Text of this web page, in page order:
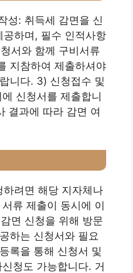
성: 취득세 감면을 신
하며, 필수 인적사항
서와 함께 구비서류
지참하여 제출하셔야
니다. 3) 신청접수 및
신청서를 제출합니
결과에 따라 감면 여
려면 해당 지자체나
류 제출이 동시에 이
면 신청을 위해 방문
하는 신청서와 필요
록을 통해 신청서 및
청도 가능합니다. 거